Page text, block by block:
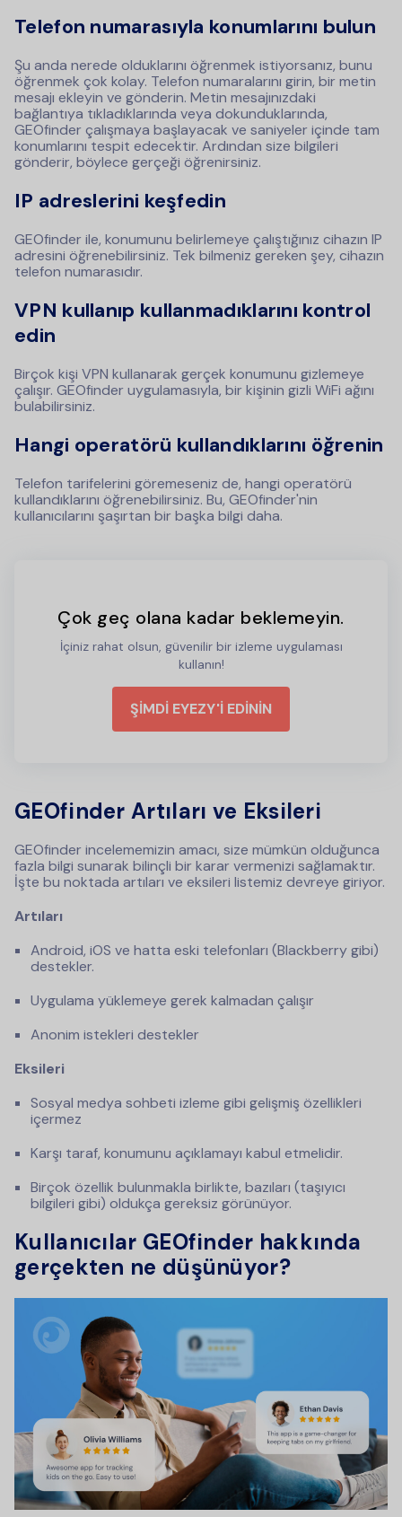
Telefon numarasıyla konumlarını bulun
Şu anda nerede olduklarını öğrenmek istiyorsanız, bunu
öğrenmek çok kolay. Telefon numaralarını girin, bir metin
mesajı ekleyin ve gönderin. Metin mesajınızdaki
bağlantıya tıkladıklarında veya dokunduklarında,
GEOfinder çalışmaya başlayacak ve saniyeler içinde tam
konumlarını tespit edecektir. Ardından size bilgileri
gönderir, böylece gerçeği öğrenirsiniz.
IP adreslerini keşfedin
GEOfinder ile, konumunu belirlemeye çalıştığınız cihazın IP
adresini öğrenebilirsiniz. Tek bilmeniz gereken şey, cihazın
telefon numarasıdır.
VPN kullanıp kullanmadıklarını kontrol
edin
Birçok kişi VPN kullanarak gerçek konumunu gizlemeye
çalışır. GEOfinder uygulamasıyla, bir kişinin gizli WiFi ağını
bulabilirsiniz.
Hangi operatörü kullandıklarını öğrenin
Telefon tarifelerini göremeseniz de, hangi operatörü
kullandıklarını öğrenebilirsiniz. Bu, GEOfinder'nin
kullanıcılarını şaşırtan bir başka bilgi daha.
Çok geç olana kadar beklemeyin.
İçiniz rahat olsun, güvenilir bir izleme uygulaması
kullanın!
ŞİMDİ EYEZY'İ EDİNİN
GEOfinder Artıları ve Eksileri
GEOfinder incelememizin amacı, size mümkün olduğunca
fazla bilgi sunarak bilinçli bir karar vermenizi sağlamaktır.
İşte bu noktada artıları ve eksileri listemiz devreye giriyor.
Artıları
Android, iOS ve hatta eski telefonları (Blackberry gibi)
destekler.
Uygulama yüklemeye gerek kalmadan çalışır
Anonim istekleri destekler
Eksileri
Sosyal medya sohbeti izleme gibi gelişmiş özellikleri
içermez
Karşı taraf, konumunu açıklamayı kabul etmelidir.
Birçok özellik bulunmakla birlikte, bazıları (taşıyıcı
bilgileri gibi) oldukça gereksiz görünüyor.
Kullanıcılar GEOfinder hakkında
gerçekten ne düşünüyor?